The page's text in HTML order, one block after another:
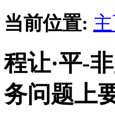
当前位置:
程让·平-
务问题上